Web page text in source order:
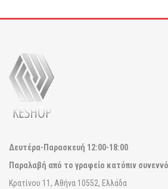
Δευτέρα-Παρασκευή 12:00-18:00
Παραλαβή από το γραφείο κατόπιν
Κρατίνου 11, Αθήνα 10552, Ελλάδα